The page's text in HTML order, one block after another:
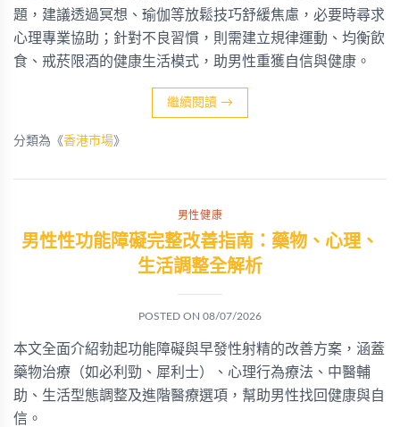
題，建議透過冥想、瑜伽等放鬆技巧舒緩焦慮，必要時尋求
心理專業協助；針對不良習慣，則需建立規律運動、均衡飲
食、戒菸限酒的健康生活模式，助男性重獲自信與健康。
繼續閱讀 →
分類為《香港市場》
男性健康
男性性功能障礙完整改善指南：藥物、心理、
生活調整全解析
POSTED ON 08/07/2026
本文全面介紹勃起功能障礙與早發性射精的改善方案，涵蓋
藥物治療（如必利勁、犀利士）、心理行為療法、中醫輔
助、生活型態調整及進階醫療選項，幫助男性找回健康與自
信。